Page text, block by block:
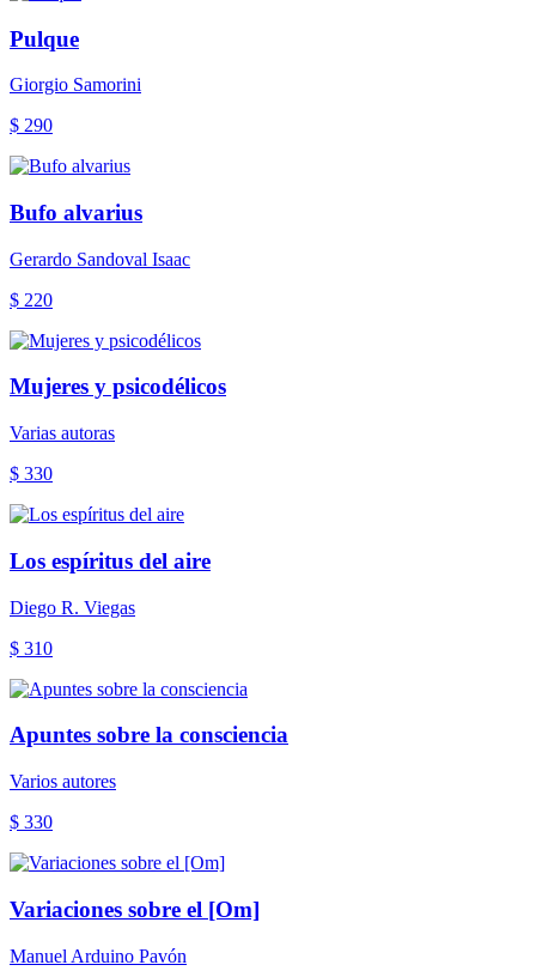
Pulque
Giorgio Samorini
$ 290
Bufo alvarius
Gerardo Sandoval Isaac
$ 220
Mujeres y psicodélicos
Varias autoras
$ 330
Los espíritus del aire
Diego R. Viegas
$ 310
Apuntes sobre la consciencia
Varios autores
$ 330
Variaciones sobre el [Om]
Manuel Arduino Pavón